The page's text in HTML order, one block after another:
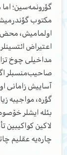
گؤرونمه‌سین؛
مکتوب
اولمامیش، محض
اعتیراض
مداخیلی چوخ
صاحیب‌منسبلر
آساییش زامانی
گؤره، مواجیبه
بئله ایشلر
لاکین کواکیبین
چاره‌یه عقلیم